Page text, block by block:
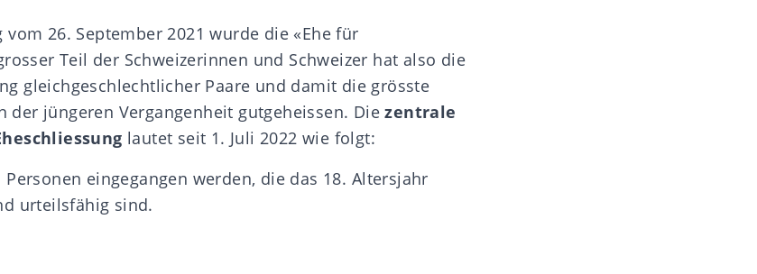
26. September 2021 wurde die «Ehe für
Teil der Schweizerinnen und Schweizer hat also die
gleichgeschlechtlicher Paare und damit die grösste
der jüngeren Vergangenheit gutgeheissen. Diezentrale
lautet seit 1. Juli 2022 wie folgt:
Personen eingegangen werden, die das 18. Altersjahr
urteilsfähig sind.